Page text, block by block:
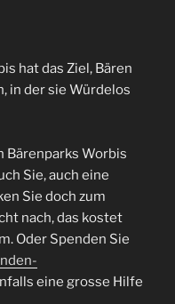
hat das Ziel, Bären
in der sie Würdelos
Bärenparks Worbis
Sie, auch eine
Sie doch zum
nach, das kostet
Oder Spenden Sie
eine grosse Hilfe